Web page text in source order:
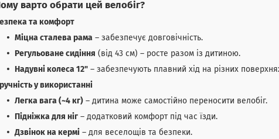
варто обрати цей велобіг?
та комфорт
Міцна сталева рама – забезпечує довговічність.
Регульоване сидіння (від 43 см) – росте разом із дитиною.
Надувні колеса 12" – забезпечують плавний хід на різних
у використанні
Легка вага (~4 кг) – дитина може самостійно переносити велобіг.
Підніжка для ніг – додатковий комфорт під час їзди.
Дзвінок на кермі – для веселощів та безпеки.